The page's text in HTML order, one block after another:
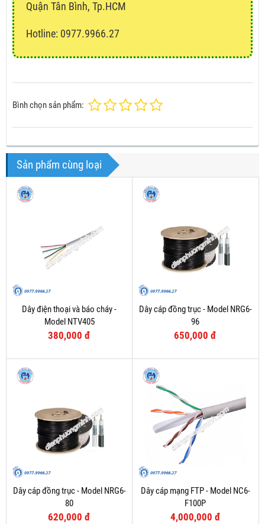
Quận Tân Bình, Tp.HCM
Hotline: 0977.9966.27
Bình chọn sản phẩm:
Sản phẩm cùng loại
Dây điện thoại và báo cháy -
Model NTV405
380,000 đ
Dây cáp đồng trục - Model NRG6-
96
650,000 đ
Dây cáp đồng trục - Model NRG6-
80
620,000 đ
Dây cáp mạng FTP - Model NC6-
F100P
4,000,000 đ